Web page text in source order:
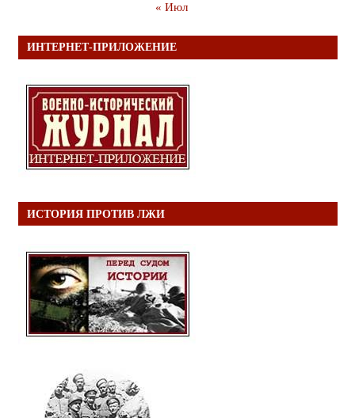
« Июл
ИНТЕРНЕТ-ПРИЛОЖЕНИЕ
ИСТОРИЯ ПРОТИВ ЛЖИ